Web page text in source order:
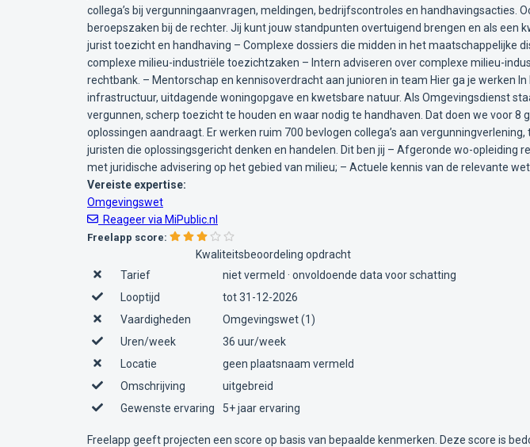
collega’s bij vergunningaanvragen, meldingen, bedrijfscontroles en
beroepszaken bij de rechter. Jij kunt jouw standpunten overtuigend brengen en als een
jurist toezicht en handhaving – Complexe dossiers die midden in het maatschappelijke
complexe milieu-industriële toezichtzaken – Intern adviseren over complexe milieu-
rechtbank. – Mentorschap en kennisoverdracht aan junioren in team Hier ga je werken
infrastructuur, uitdagende woningopgave en kwetsbare natuur. Als Omgevingsdienst
vergunnen, scherp toezicht te houden en waar nodig te handhaven. Dat doen we voor
oplossingen aandraagt. Er werken ruim 700 bevlogen collega’s aan
juristen die oplossingsgericht denken en handelen. Dit ben jij – Afgeronde wo-
met juridische advisering op het gebied van milieu; – Actuele kennis van de relevante
Vereiste expertise:
Omgevingswet
Reageer via MiPublic.nl
Freelapp score:
Kwaliteitsbeoordeling opdracht
Tarief
niet vermeld · onvoldoende data voor schatting
Looptijd
tot 31-12-2026
Vaardigheden
Omgevingswet (1)
Uren/week
36 uur/week
Locatie
geen plaatsnaam vermeld
Omschrijving
uitgebreid
Gewenste ervaring
5+ jaar ervaring
Freelapp geeft projecten een score op basis van bepaalde kenmerken. Deze score is